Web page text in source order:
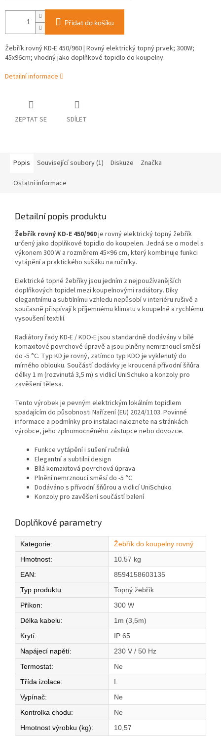
Přidat do košíku
Žebřík rovný KD-E 450/960 | Rovný elektrický topný prvek; 300W;
45x96cm; vhodný jako doplňkové topidlo do koupelny.
Detailní informace
ZEPTAT SE SDÍLET
Popis Související soubory (1) Diskuze Značka
Ostatní informace
Detailní popis produktu
Žebřík rovný KD-E 450/960je rovný elektrický topný žebřík
určený jako doplňkové topidlo do koupelen. Jedná se o model s
výkonem 300 W a rozměrem 45×96 cm, který kombinuje funkci
vytápění a praktického sušáku na ručníky.
Elektrické topné žebříky jsou jedním z nejpoužívanějších
doplňkových topidel mezi koupelnovými radiátory. Díky
elegantnímu a subtilnímu vzhledu nepůsobí v interiéru rušivě a
současně přispívají k příjemnému klimatu v koupelně a rychlému
vysoušení textilií.
Radiátory řady KD-E / KDO-E jsou standardně dodávány v bílé
komaxitové povrchové úpravě a jsou plněny nemrznoucí směsí
do -5 °C. Typ KD je rovný, zatímco typ KDO je vyklenutý do
mírného oblouku. Součástí dodávky je kroucená přívodní šňůra
délky 1 m (rozvinutá 3,5 m) s vidlicí UniSchuko a konzoly pro
zavěšení tělesa.
Tento výrobek je pevným elektrickým lokálním topidlem
spadajícím do působnosti Nařízení (EU) 2024/1103. Povinné
informace a podmínky pro instalaci naleznete na stránkách
výrobce, jeho zplnomocněného zástupce nebo dovozce.
Funkce vytápění i sušení ručníků
Elegantní a subtilní design
Bílá komaxitová povrchová úprava
Plnění nemrznoucí směsí do -5 °C
Dodáváno s přívodní šňůrou a vidlicí UniSchuko
Konzoly pro zavěšení součástí balení
Doplňkové parametry
Kategorie:
Žebřík do koupelny rovný
Hmotnost:
10.57 kg
EAN:
8594158603135
Typ produktu:
Topný žebřík
Příkon:
300 W
Délka kabelu:
1m (3,5m)
Krytí:
IP 65
Napájecí napětí:
230 V / 50 Hz
Termostat:
Ne
Třída izolace:
I.
Vypínač:
Ne
Kontrolka chodu:
Ne
Hmotnost výrobku (kg): 10,57